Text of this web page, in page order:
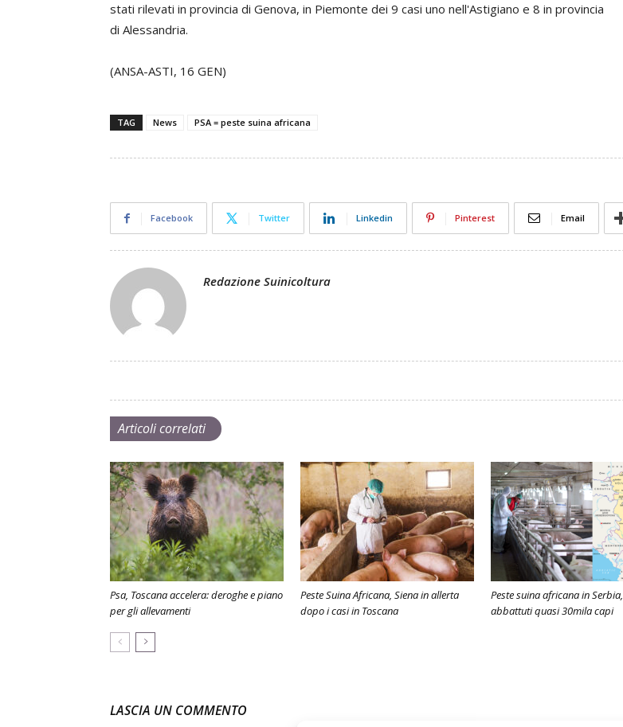
stati rilevati in provincia di Genova, in Piemonte dei 9 casi uno nell'Astigiano e 8 in provincia
di Alessandria.
(ANSA-ASTI, 16 GEN)
TAG News PSA = peste suina africana
Facebook Twitter Linkedin Pinterest Email
Redazione Suinicoltura
Articoli correlati
Psa, Toscana accelera: deroghe e piano
per gli allevamenti
Peste Suina Africana, Siena in allerta
dopo i casi in Toscana
Peste suina africana in Serbia,
abbattuti quasi 30mila capi
LASCIA UN COMMENTO